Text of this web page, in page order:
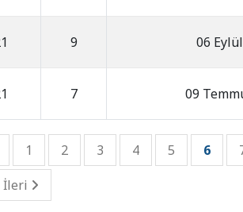
9 06
7 09
1 2 3 4 5 6
İleri